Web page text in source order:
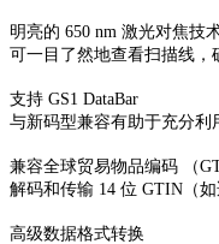
明亮的 650 nm 激光对焦技
可一目了然地查看扫描线，
支持 GS1 DataBar
与新码型兼容有助于充分利用
兼容全球贸易物品编码 （
解码和传输 14 位 GTIN（如适
高级数据格式转换